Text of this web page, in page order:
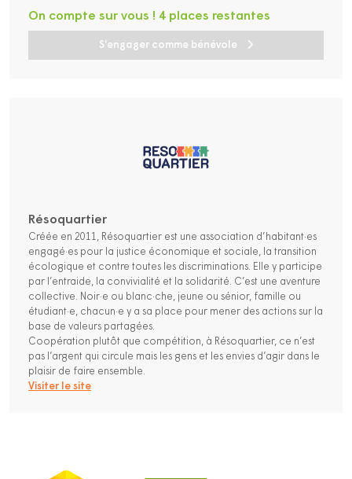
S'engager comme bénévole
On compte sur vous ! 4 places restantes
Résoquartier
Créée en 2011, Résoquartier est une association d’habitant·es
engagé·es pour la justice économique et sociale, la transition
écologique et contre toutes les discriminations. Elle y participe
par l’entraide, la convivialité et la solidarité. C’est une aventure
collective. Noir·e ou blanc·che, jeune ou sénior, famille ou
étudiant·e, chacun·e y a sa place pour mener des actions sur la
base de valeurs partagées.
Coopération plutôt que compétition, à Résoquartier, ce n’est
pas l’argent qui circule mais les gens et les envies d’agir dans le
plaisir de faire ensemble.
Visiter le site